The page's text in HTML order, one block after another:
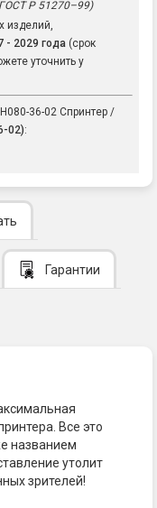
Р 51270–99)
изделий,
- 2029 года (срок
уточнить у
36-02 Спринтер /
02):
Гарантии
Все это
названием
утолит
зрителей!